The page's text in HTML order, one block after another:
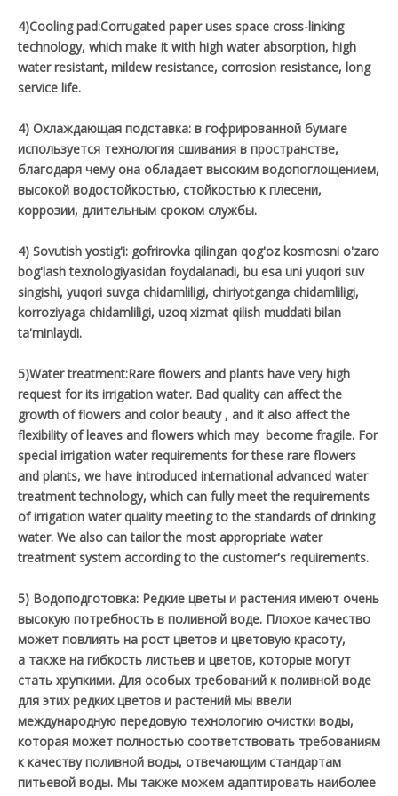
4)Cooling pad:Corrugated paper uses space cross-linking
technology, which make it with high water absorption, high
water resistant, mildew resistance, corrosion resistance, long
service life.
4) Охлаждающая подставка: в гофрированной бумаге
используется технология сшивания в пространстве,
благодаря чему она обладает высоким водопоглощением,
высокой водостойкостью, стойкостью к плесени,
коррозии, длительным сроком службы.
4) Sovutish yostig'i: gofrirovka qilingan qog'oz kosmosni o'zaro
bog'lash texnologiyasidan foydalanadi, bu esa uni yuqori suv
singishi, yuqori suvga chidamliligi, chiriyotganga chidamliligi,
korroziyaga chidamliligi, uzoq xizmat qilish muddati bilan
ta'minlaydi.
5)Water treatment:Rare flowers and plants have very high
request for its irrigation water. Bad quality can affect the
growth of flowers and color beauty , and it also affect the
flexibility of leaves and flowers which may become fragile. For
special irrigation water requirements for these rare flowers
and plants, we have introduced international advanced water
treatment technology, which can fully meet the requirements
of irrigation water quality meeting to the standards of drinking
water. We also can tailor the most appropriate water
treatment system according to the customer's requirements.
5) Водоподготовка: Редкие цветы и растения имеют очень
высокую потребность в поливной воде. Плохое качество
может повлиять на рост цветов и цветовую красоту,
а также на гибкость листьев и цветов, которые могут
стать хрупкими. Для особых требований к поливной воде
для этих редких цветов и растений мы ввели
международную передовую технологию очистки воды,
которая может полностью соответствовать требованиям
к качеству поливной воды, отвечающим стандартам
питьевой воды. Мы также можем адаптировать наиболее